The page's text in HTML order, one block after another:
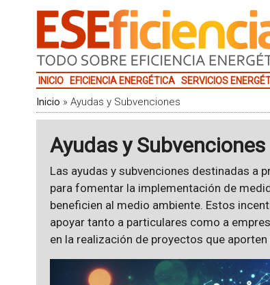
INICIO EFICIENCIA ENERGÉTICA SERVICIOS
Inicio » Ayudas y Subvenciones
Ayudas y Subvenciones
Las ayudas y subvenciones destinadas a
para fomentar la implementación de
beneficien al medio ambiente. Estos
apoyar tanto a particulares como a
en la realización de proyectos que